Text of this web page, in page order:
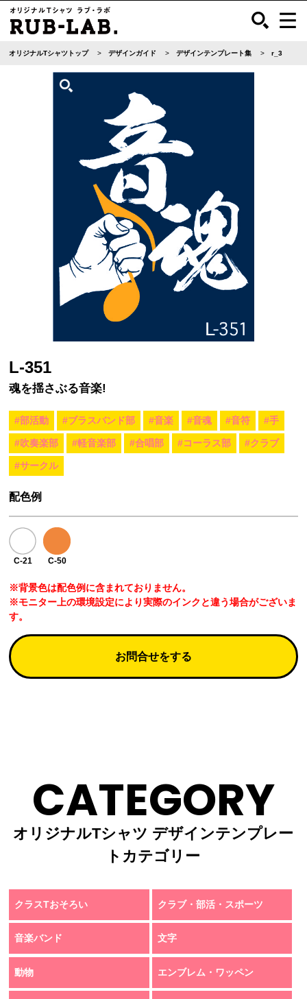
オリジナルTシャツトップ デザインガイド デザインテンプレート集 r_3
L-351
魂を揺さぶる音楽!
#部活動 #ブラスバンド部 #音楽 #音魂 #音符 #手
#吹奏楽部 #軽音楽部 #合唱部 #コーラス部 #クラブ
#サークル
配色例
C-21 C-50
※背景色は配色例に含まれておりません。
※モニター上の環境設定により実際のインクと違う場合がございま
す。
お問合せをする
CATEGORY
オリジナルTシャツ デザインテンプレー
トカテゴリー
クラスTおそろい クラブ・部活・スポーツ
音楽バンド 文字
動物 エンブレム・ワッペン